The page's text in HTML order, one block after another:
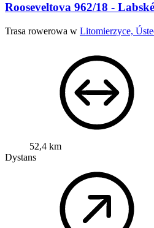
Rooseveltova 962/18 -
Trasa rowerowa w Litomierzyce,
52,4 km
Dystans